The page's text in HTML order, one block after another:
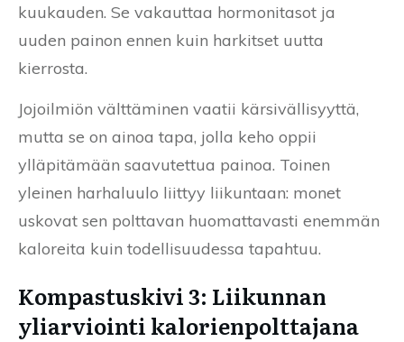
kuukauden. Se vakauttaa hormonitasot ja
uuden painon ennen kuin harkitset uutta
kierrosta.
Jojoilmiön välttäminen vaatii kärsivällisyyttä,
mutta se on ainoa tapa, jolla keho oppii
ylläpitämään saavutettua painoa. Toinen
yleinen harhaluulo liittyy liikuntaan: monet
uskovat sen polttavan huomattavasti enemmän
kaloreita kuin todellisuudessa tapahtuu.
Kompastuskivi 3: Liikunnan
yliarviointi kalorienpolttajana